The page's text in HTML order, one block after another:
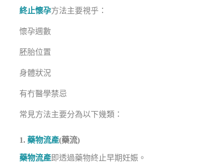
終止懷孕方法主要視乎：
懷孕週數
胚胎位置
身體狀況
有冇醫學禁忌
常見方法主要分為以下幾類：
1. 藥物流產(藥流)
藥物流產即透過藥物終止早期妊娠。